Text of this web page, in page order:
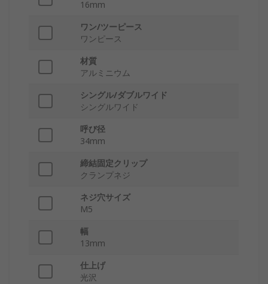
16mm
ワン/ツーピース
ワンピース
材質
アルミニウム
シングル/ダブルワイド
シングルワイド
呼び径
34mm
締結固定クリップ
クランプネジ
ネジ穴サイズ
M5
幅
13mm
仕上げ
光沢